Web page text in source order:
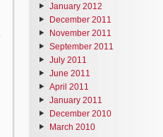
January 2012
December 2011
November 2011
September 2011
July 2011
June 2011
April 2011
January 2011
December 2010
March 2010